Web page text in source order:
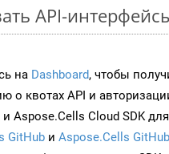
API-
на Dashboard, чтобы
о квотах API и
Aspose.Cells Cloud SDK
GitHub и Aspose.Cells GitHub